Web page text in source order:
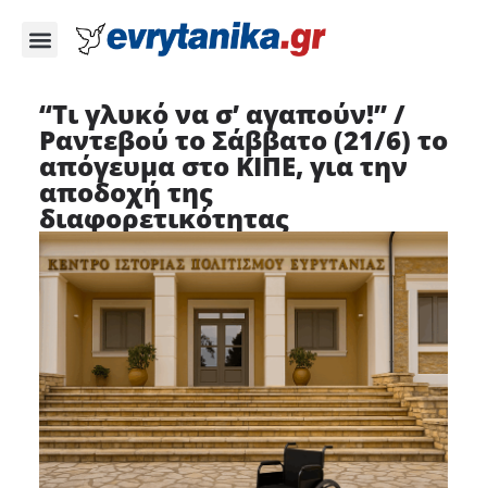
“Τι γλυκό να σ’ αγαπούν!” /
Ραντεβού το Σάββατο (21/6) το
απόγευμα στο ΚΙΠΕ, για την
αποδοχή της
διαφορετικότητας